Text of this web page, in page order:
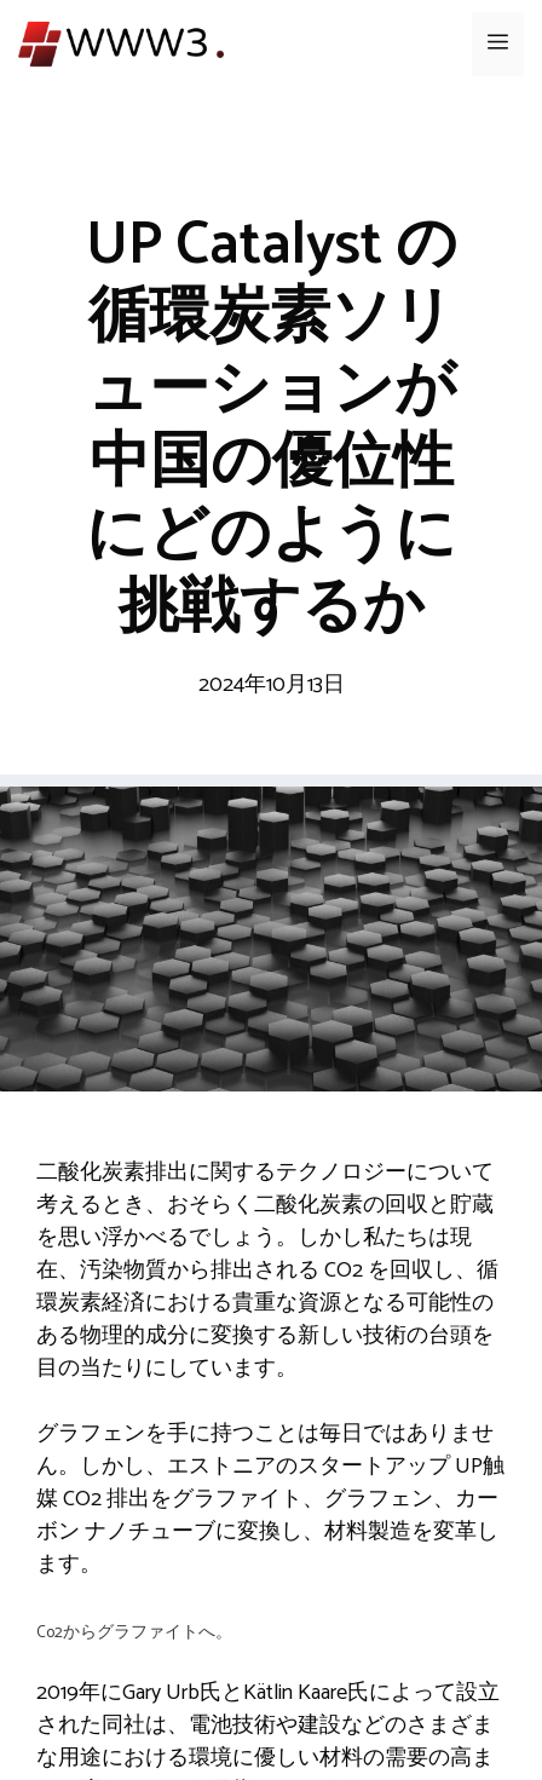
ン
メ
UP Catalyst の
循環炭素ソリ
ューションが
中国の優位性
にどのように
挑戦するか
2024年10月13日
二酸化炭素排出に関するテクノロジーについて
考えるとき、おそらく二酸化炭素の回収と貯蔵
を思い浮かべるでしょう。しかし私たちは現
在、汚染物質から排出される CO2 を回収し、循
環炭素経済における貴重な資源となる可能性の
ある物理的成分に変換する新しい技術の台頭を
目の当たりにしています。
グラフェンを手に持つことは毎日ではありませ
ん。しかし、エストニアのスタートアップUP触
媒CO2 排出をグラファイト、グラフェン、カー
ボン ナノチューブに変換し、材料製造を変革し
ます。
Co2からグラファイトへ。
2019年にGary Urb氏とKätlin Kaare氏によって設立
された同社は、電池技術や建設などのさまざま
な用途における環境に優しい材料の需要の高ま